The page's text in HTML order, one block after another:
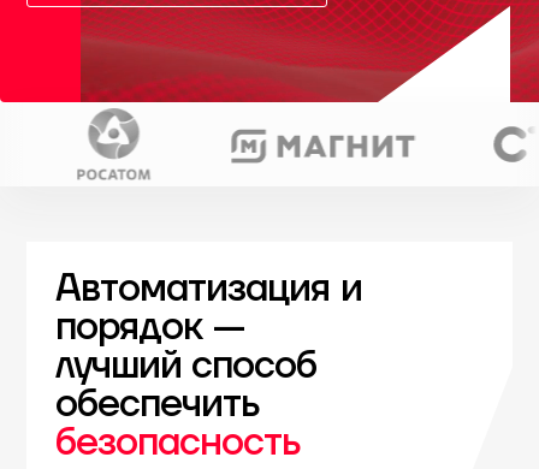
Автоматизация и
порядок —
лучший способ
обеспечить
безопасность